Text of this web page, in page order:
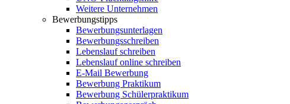
Weitere Unternehmen
Bewerbungstipps
Bewerbungsunterlagen
Bewerbungsschreiben
Lebenslauf schreiben
Lebenslauf online schreiben
E-Mail Bewerbung
Bewerbung Praktikum
Bewerbung Schülerpraktikum